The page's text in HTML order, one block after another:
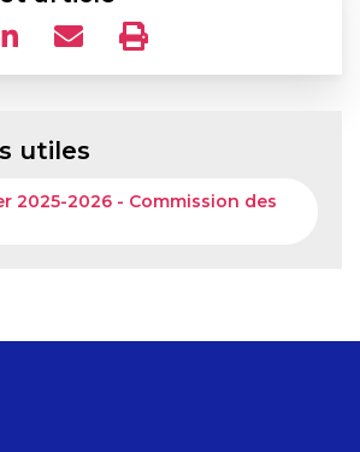
utiles
2025-2026 - Commission des